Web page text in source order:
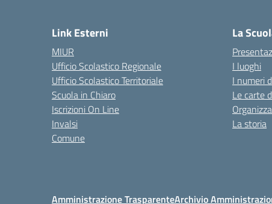
Link Esterni
MIUR
Ufficio Scolastico Regionale
Ufficio Scolastico Territoriale
Scuola in Chiaro
Iscrizioni On Line
Invalsi
Comune
La
I luoghi
I numeri
Le carte
La storia
Amministrazione TrasparenteArchivio